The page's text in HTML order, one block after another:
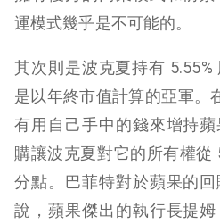
運模式幾乎是不可能的。
其次則是波克夏持有
是以年終市值計算的亞軍。
有用自己手中的錢來增持
購讓波克夏對它的所有權從
分點。巴菲特對於蘋果的
說，蘋果傑出的執行長提